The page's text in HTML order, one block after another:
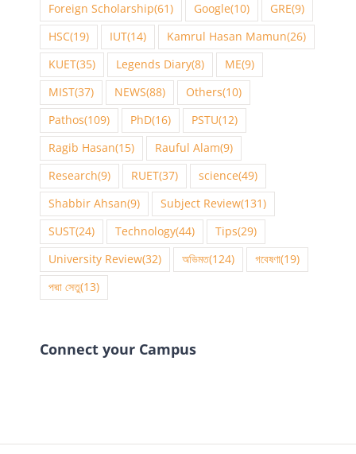
Foreign Scholarship(61) Google(10) GRE(9)
HSC(19) IUT(14) Kamrul Hasan Mamun(26)
KUET(35) Legends Diary(8) ME(9)
MIST(37) NEWS(88) Others(10)
Pathos(109) PhD(16) PSTU(12)
Ragib Hasan(15) Rauful Alam(9)
Research(9) RUET(37) science(49)
Shabbir Ahsan(9) Subject Review(131)
SUST(24) Technology(44) Tips(29)
University Review(32) অভিমত(124) গবেষণা(19)
পদ্মা সেতু(13)
Connect your Campus